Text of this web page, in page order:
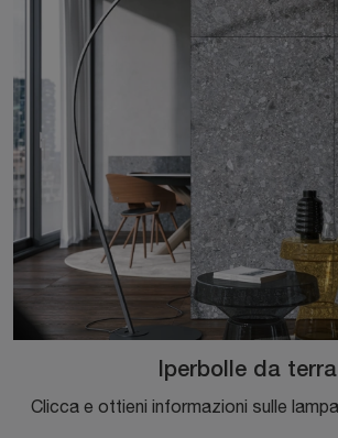
Iperbolle da terra